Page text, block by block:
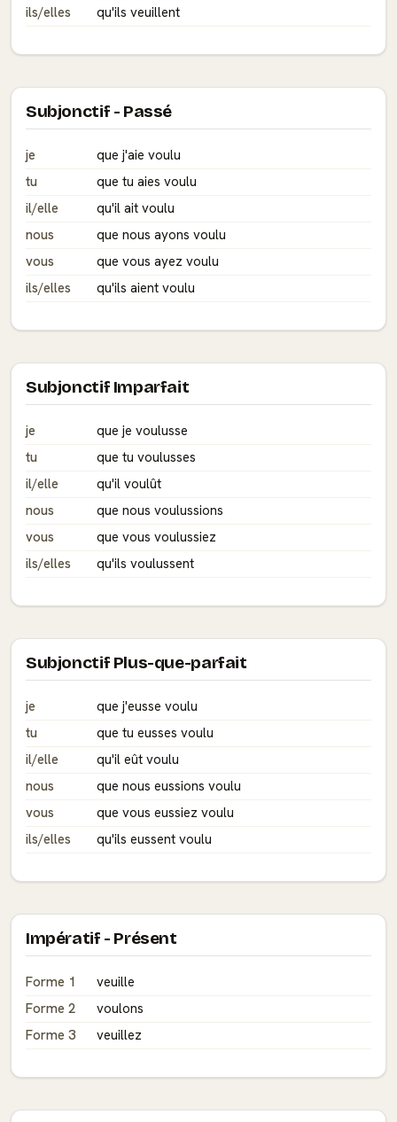
ils/elles
qu'ils veuillent
Subjonctif - Passé
je
que j'aie voulu
tu
que tu aies voulu
il/elle
qu'il ait voulu
nous
que nous ayons voulu
vous
que vous ayez voulu
ils/elles
qu'ils aient voulu
Subjonctif Imparfait
je
que je voulusse
tu
que tu voulusses
il/elle
qu'il voulût
nous
que nous voulussions
vous
que vous voulussiez
ils/elles
qu'ils voulussent
Subjonctif Plus-que-parfait
je
que j'eusse voulu
tu
que tu eusses voulu
il/elle
qu'il eût voulu
nous
que nous eussions voulu
vous
que vous eussiez voulu
ils/elles
qu'ils eussent voulu
Impératif - Présent
Forme 1
veuille
Forme 2
voulons
Forme 3
veuillez